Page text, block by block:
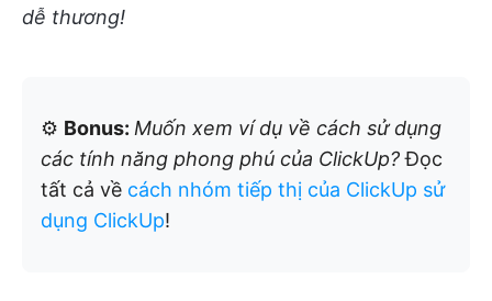
dễ thương!
⚙️ Bonus: Muốn xem ví dụ về cách sử dụng
các tính năng phong phú của ClickUp?Đọc
tất cả về cách nhóm tiếp thị của ClickUp sử
dụng ClickUp!